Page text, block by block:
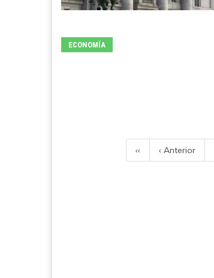
ECONOMÍA
‹‹ ‹ Anterior